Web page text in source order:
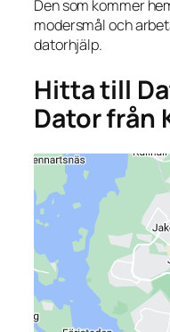
Den som kommer
modersmål och
datorhjälp.
Hitta till
Dator från